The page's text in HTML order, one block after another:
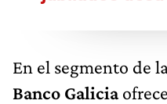
En el segmento de
Banco Galicia